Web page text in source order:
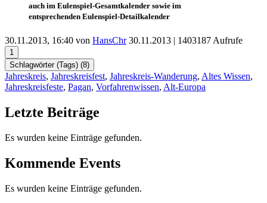
auch im Eulenspiel-Gesamtkalender sowie im
entsprechenden Eulenspiel-Detailkalender
30.11.2013, 16:40 von HansChr30.11.2013 | 1403187 Aufrufe
1
Schlagwörter (Tags) (8)
Jahreskreis, Jahreskreisfest, Jahreskreis-Wanderung, Altes Wissen,
Jahreskreisfeste, Pagan, Vorfahrenwissen, Alt-Europa
Letzte Beiträge
Es wurden keine Einträge gefunden.
Kommende Events
Es wurden keine Einträge gefunden.